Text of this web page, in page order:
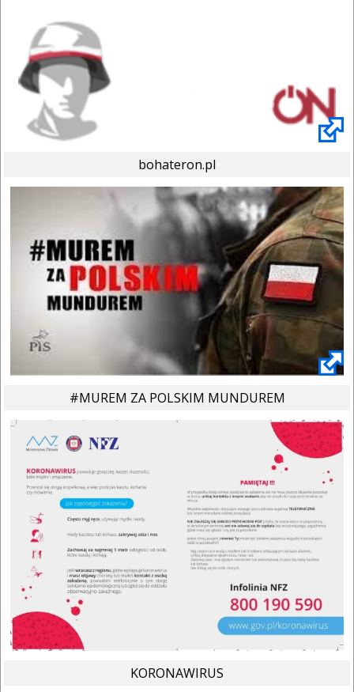
bohateron.pl
#MUREM ZA POLSKIM MUNDUREM
KORONAWIRUS